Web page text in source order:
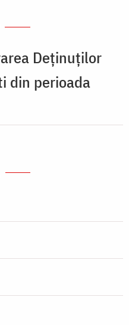
Deținuților
din perioada